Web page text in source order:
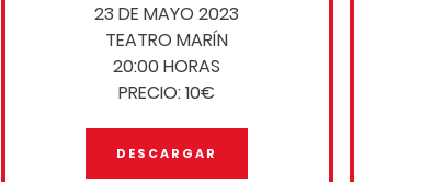
23 DE MAYO 2023
TEATRO MARÍN
20:00 HORAS
PRECIO: 10€
DESCARGAR